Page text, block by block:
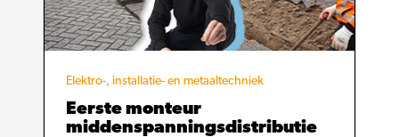
Elektro-, installatie- en metaaltechniek
Eerste monteur
middenspanningsdistributie